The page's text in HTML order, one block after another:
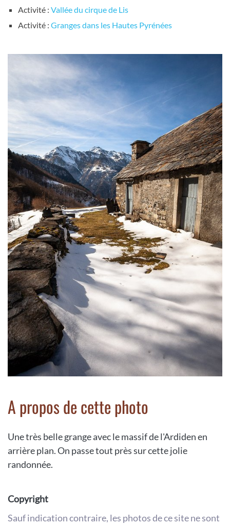
Activité : Vallée du cirque de Lis
Activité : Granges dans les Hautes Pyrénées
A propos de cette photo
Une très belle grange avec le massif de l'Ardiden en
arrière plan. On passe tout près sur cette jolie
randonnée.
Copyright
Sauf indication contraire, les photos de ce site ne sont